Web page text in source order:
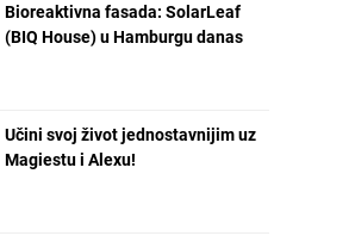
Bioreaktivna fasada: SolarLeaf
(BIQ House) u Hamburgu danas
Učini svoj život jednostavnijim uz
Magiestu i Alexu!